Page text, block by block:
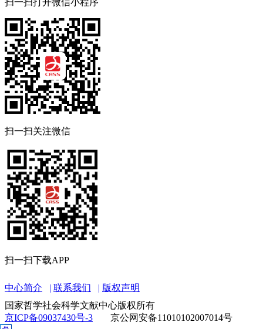
扫一扫关注微信
扫一扫下载APP
中心简介 联系我们
版权声明
国家哲学社会科学文献中心版权所有
京ICP备09037430号-3
京公网安备11010102007014号